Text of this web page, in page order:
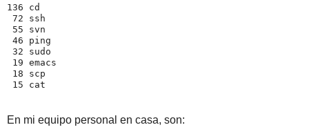
136 cd
72 ssh
55 svn
46 ping
32 sudo
19 emacs
18 scp
15 cat
En mi equipo personal en casa, son: